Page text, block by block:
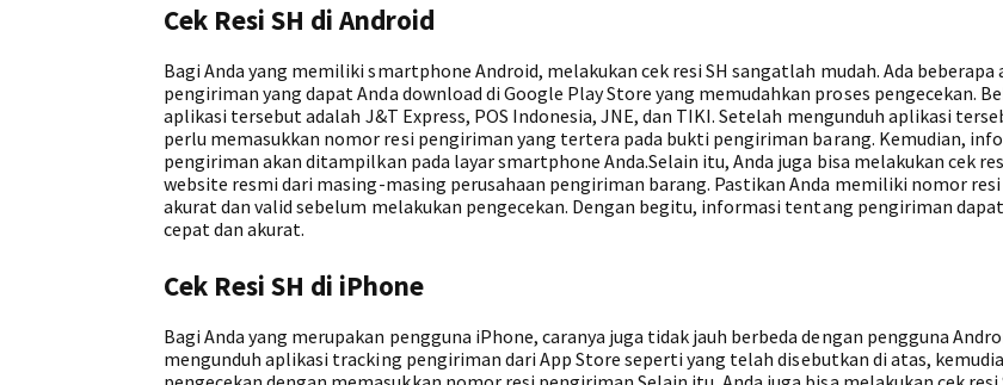
Cek Resi SH di Android
Bagi Anda yang memiliki smartphone Android, melakukan cek resi SH sangatlah mudah. Ada
pengiriman yang dapat Anda download di Google Play Store yang memudahkan proses pengecekan.
aplikasi tersebut adalah J&T Express, POS Indonesia, JNE, dan TIKI. Setelah mengunduh aplikasi
perlu memasukkan nomor resi pengiriman yang tertera pada bukti pengiriman barang. Kemudian,
pengiriman akan ditampilkan pada layar smartphone Anda.Selain itu, Anda juga bisa melakukan cek
website resmi dari masing-masing perusahaan pengiriman barang. Pastikan Anda memiliki nomor
akurat dan valid sebelum melakukan pengecekan. Dengan begitu, informasi tentang pengiriman
cepat dan akurat.
Cek Resi SH di iPhone
Bagi Anda yang merupakan pengguna iPhone, caranya juga tidak jauh berbeda dengan pengguna
mengunduh aplikasi tracking pengiriman dari App Store seperti yang telah disebutkan di atas,